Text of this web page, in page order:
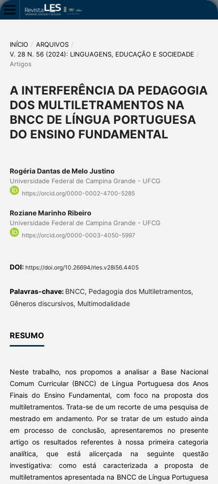
INÍCIO / ARQUIVOS /
V. 28 N. 56 (2024): LINGUAGENS, EDUCAÇÃO E SOCIEDADE /
Artigos
A INTERFERÊNCIA DA PEDAGOGIA
DOS MULTILETRAMENTOS NA
BNCC DE LÍNGUA PORTUGUESA
DO ENSINO FUNDAMENTAL
Rogéria Dantas de Melo Justino
Universidade Federal de Campina Grande - UFCG
https://orcid.org/0000-0002-4700-5285
Roziane Marinho Ribeiro
Universidade Federal de Campina Grande - UFCG
https://orcid.org/0000-0003-4050-5997
DOI: https://doi.org/10.26694/rles.v28i56.4405
Palavras-chave: BNCC, Pedagogia dos Multiletramentos,
Gêneros discursivos, Multimodalidade
RESUMO
Neste trabalho, nos propomos a analisar a Base Nacional
Comum Curricular (BNCC) de Língua Portuguesa dos Anos
Finais do Ensino Fundamental, com foco na proposta dos
multiletramentos. Trata-se de um recorte de uma pesquisa de
mestrado em andamento. Por se tratar de um estudo ainda
em processo de conclusão, apresentaremos no presente
artigo os resultados referentes à nossa primeira categoria
analítica, que está alicerçada na seguinte questão
investigativa: como está caracterizada a proposta de
multiletramentos apresentada na BNCC de Língua Portuguesa